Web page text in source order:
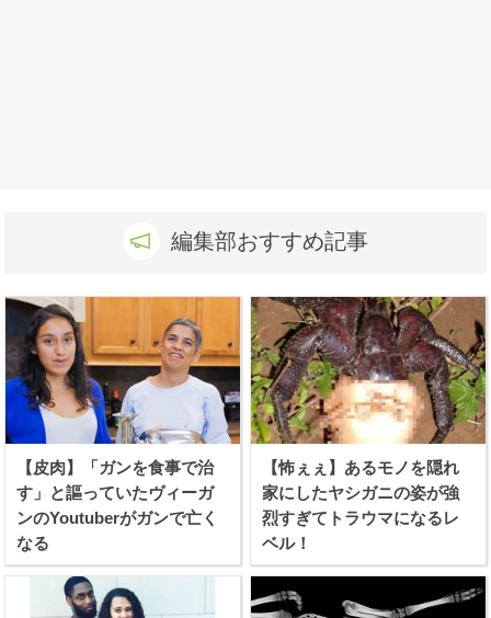
編集部おすすめ記事
【皮肉】「ガンを食事で治
す」と謳っていたヴィーガ
ンのYoutuberがガンで亡く
なる
【怖ぇぇ】あるモノを隠れ
家にしたヤシガニの姿が強
烈すぎてトラウマになるレ
ベル！